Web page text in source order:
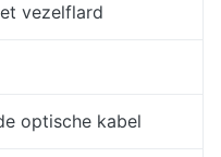
vezelflard
optische kabel